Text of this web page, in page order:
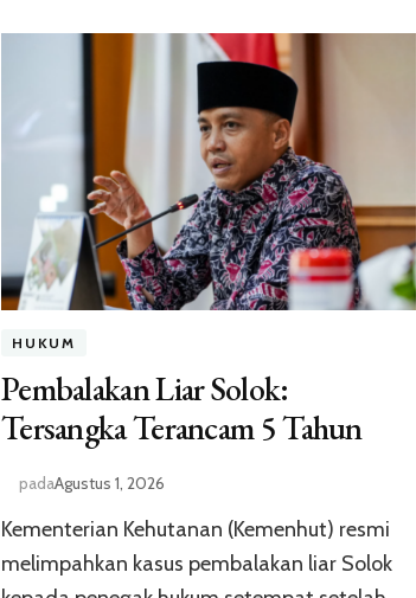
HUKUM
Pembalakan Liar Solok:
Tersangka Terancam 5 Tahun
padaAgustus 1, 2026
Kementerian Kehutanan (Kemenhut) resmi
melimpahkan kasus pembalakan liar Solok